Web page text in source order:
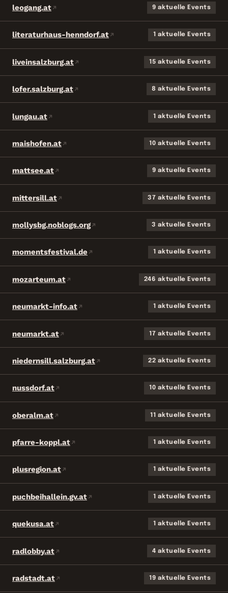
leogang.at 9 aktuelle Events
literaturhaus-henndorf.at 1 aktuelle Events
liveinsalzburg.at 15 aktuelle Events
lofer.salzburg.at 8 aktuelle Events
lungau.at 1 aktuelle Events
maishofen.at 10 aktuelle Events
mattsee.at 9 aktuelle Events
mittersill.at 37 aktuelle Events
mollysbg.noblogs.org 3 aktuelle Events
momentsfestival.de 1 aktuelle Events
mozarteum.at 246 aktuelle Events
neumarkt-info.at 1 aktuelle Events
neumarkt.at 17 aktuelle Events
niedernsill.salzburg.at 22 aktuelle Events
nussdorf.at 10 aktuelle Events
oberalm.at 11 aktuelle Events
pfarre-koppl.at 1 aktuelle Events
plusregion.at 1 aktuelle Events
puchbeihallein.gv.at 1 aktuelle Events
quekusa.at 1 aktuelle Events
radlobby.at 4 aktuelle Events
radstadt.at 19 aktuelle Events